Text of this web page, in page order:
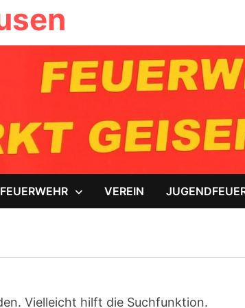
FEUERWEHR VEREIN
Vielleicht hilft die Suchfunktion.